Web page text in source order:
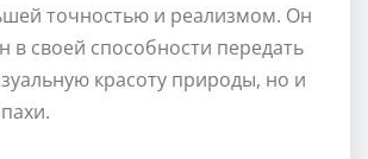
точностью и реализмом. Он
в своей способности передать
красоту природы, но и